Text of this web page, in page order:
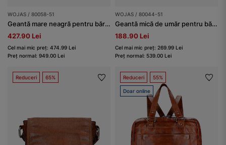
WOJAS / 80058-51
Geantă mare neagră pentru bărbați, cu multe buzunare
427.90 Lei
Cel mai mic preț: 474.99 Lei
Preț normal: 949.00 Lei
WOJAS / 80044-51
Geantă mică de umăr pentru bărbați
188.90 Lei
Cel mai mic preț: 269.99 Lei
Preț normal: 539.00 Lei
Reduceri 65% Reduceri 55%
Doar online